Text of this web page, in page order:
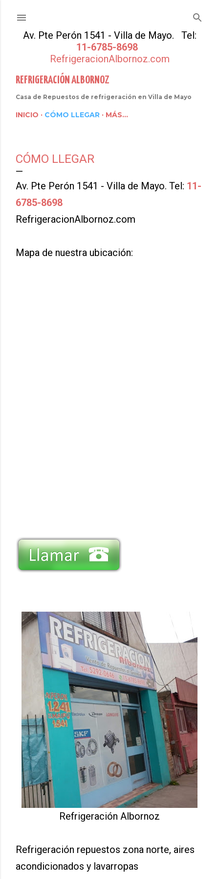
Av. Pte Perón 1541 - Villa de Mayo. Tel:
11-6785-8698
RefrigeracionAlbornoz.com
REFRIGERACIÓN ALBORNOZ
Casa de Repuestos de refrigeración en Villa de Mayo
INICIO CÓMO LLEGAR MÁS…
CÓMO LLEGAR
Av. Pte Perón 1541 - Villa de Mayo. Tel: 11-
6785-8698
RefrigeracionAlbornoz.com
Mapa de nuestra ubicación:
Refrigeración Albornoz
Refrigeración repuestos zona norte, aires
acondicionados y lavarropas